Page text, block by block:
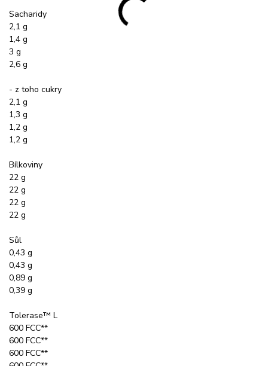
Sacharidy
2,1 g
1,4 g
3 g
2,6 g
- z toho cukry
2,1 g
1,3 g
1,2 g
1,2 g
Bílkoviny
22 g
22 g
22 g
22 g
Sůl
0,43 g
0,43 g
0,89 g
0,39 g
Tolerase™ L
600 FCC**
600 FCC**
600 FCC**